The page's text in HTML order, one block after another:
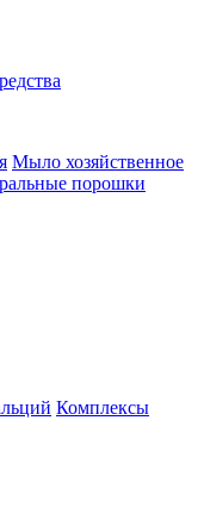
Мыло хозяйственное
порошки
Комплексы